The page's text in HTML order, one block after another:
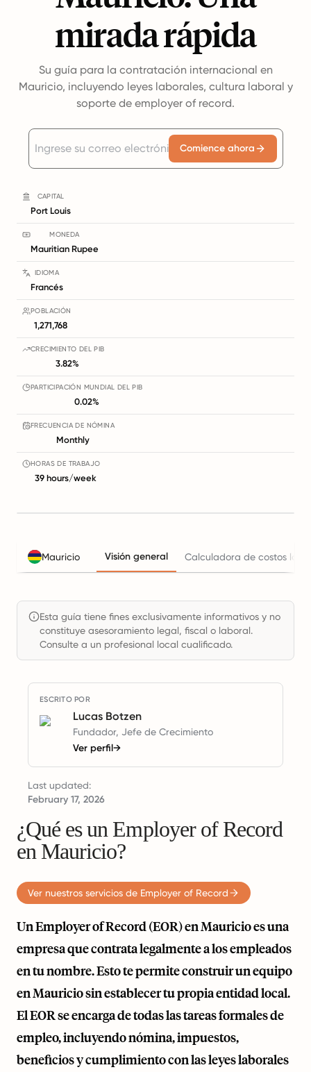
mirada rápida
Su guía para la contratación internacional en
Mauricio, incluyendo leyes laborales, cultura laboral y
soporte de employer of record.
Comience ahora
CAPITAL
Port Louis
MONEDA
Mauritian Rupee
IDIOMA
Francés
POBLACIÓN
1,271,768
CRECIMIENTO DEL PIB
3.82%
PARTICIPACIÓN MUNDIAL DEL PIB
0.02%
FRECUENCIA DE NÓMINA
Monthly
HORAS DE TRABAJO
39 hours/week
Mauricio Visión general Calculadora de costos
Esta guía tiene fines exclusivamente informativos y no
constituye asesoramiento legal, fiscal o laboral.
Consulte a un profesional local cualificado.
ESCRITO POR
Lucas Botzen
Fundador, Jefe de Crecimiento
Ver perfil→
Last updated:
February 17, 2026
¿Qué es un Employer of Record
en Mauricio?
Ver nuestros servicios de Employer of Record
Un Employer of Record (EOR) en Mauricio es una
empresa que contrata legalmente a los empleados
en tu nombre. Esto te permite construir un equipo
en Mauricio sin establecer tu propia entidad local.
El EOR se encarga de todas las tareas formales de
empleo, incluyendo nómina, impuestos,
beneficios y cumplimiento con las leyes laborales